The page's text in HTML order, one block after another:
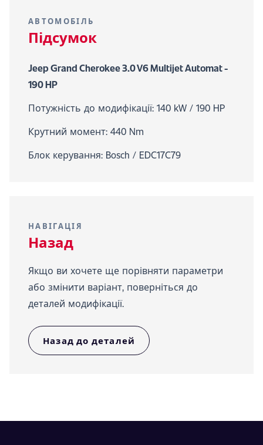
АВТОМОБІЛЬ
Підсумок
Jeep Grand Cherokee 3.0 V6 Multijet Automat -
190 HP
Потужність до модифікації: 140 kW / 190 HP
Крутний момент: 440 Nm
Блок керування: Bosch / EDC17C79
НАВІГАЦІЯ
Назад
Якщо ви хочете ще порівняти параметри
або змінити варіант, поверніться до
деталей модифікації.
Назад до деталей